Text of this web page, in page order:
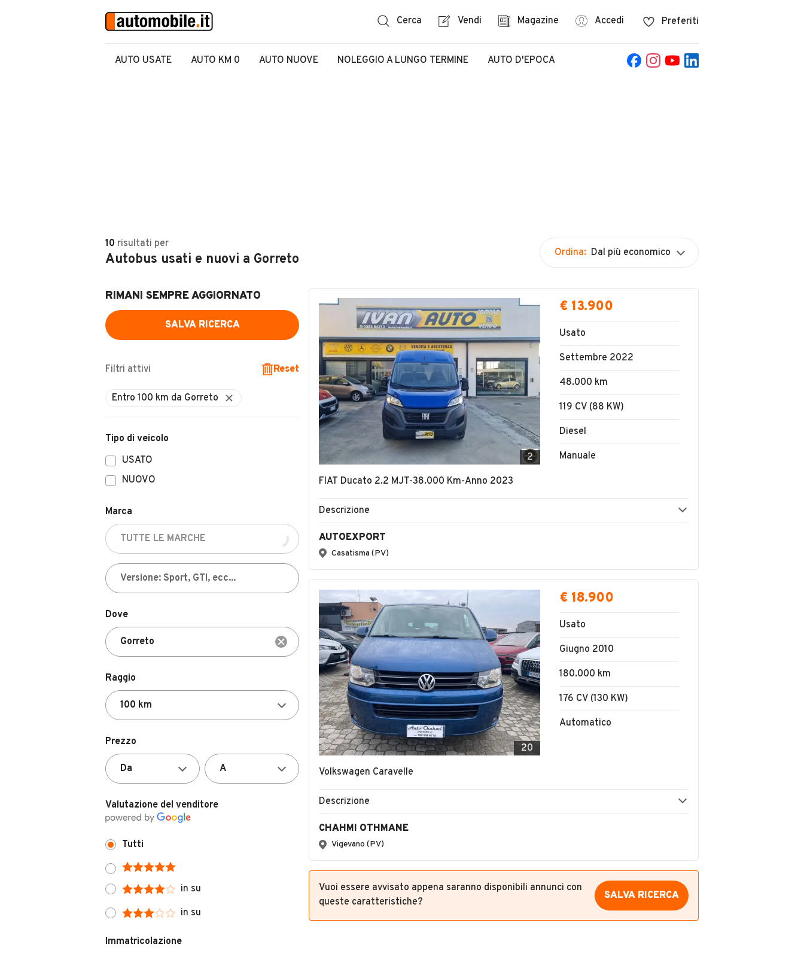
Cerca Vendi Magazine Accedi Preferiti
AUTO USATE AUTO KM 0 AUTO NUOVE NOLEGGIO A LUNGO TERMINE AUTO D'EPOCA
10 risultati per
Autobus usati e nuovi a Gorreto Ordina: Dal più economico
RIMANI SEMPRE AGGIORNATO
SALVA RICERCA
Filtri attivi Reset
Tipo di veicolo
USATO
NUOVO
Marca
Dove
Raggio
Prezzo
Valutazione del venditore
Tutti
in su
in su
Immatricolazione
2
FIAT Ducato 2.2 MJT-38.000 Km-Anno 2023
€ 13.900
Usato
Settembre 2022
48.000 km
119 CV (88 KW)
Diesel
Manuale
Descrizione
AUTOEXPORT
Casatisma (PV)
20
Volkswagen Caravelle
€ 18.900
Usato
Giugno 2010
180.000 km
176 CV (130 KW)
Automatico
Descrizione
CHAHMI OTHMANE
Vigevano (PV)
Vuoi essere avvisato appena saranno disponibili annunci con
queste caratteristiche?
SALVA RICERCA